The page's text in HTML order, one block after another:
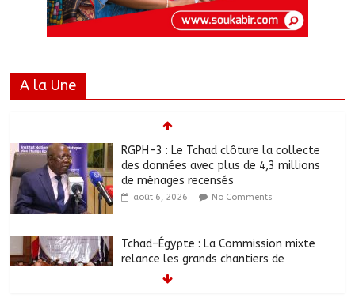
A la Une
RGPH-3 : Le Tchad clôture la collecte
des données avec plus de 4,3 millions
de ménages recensés
août 6, 2026 No Comments
Tchad–Égypte : La Commission mixte
relance les grands chantiers de
coopération